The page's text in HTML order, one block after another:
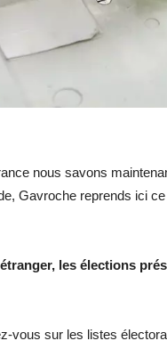
nous savons
Gavroche reprends ici
les élections
vous sur les listes